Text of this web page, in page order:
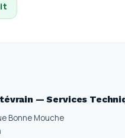
— Services
Bonne Mouche